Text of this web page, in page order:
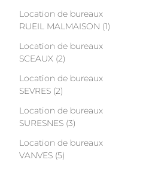
Location de bureaux
RUEIL MALMAISON (1)
Location de bureaux
SCEAUX (2)
Location de bureaux
SEVRES (2)
Location de bureaux
SURESNES (3)
Location de bureaux
VANVES (5)